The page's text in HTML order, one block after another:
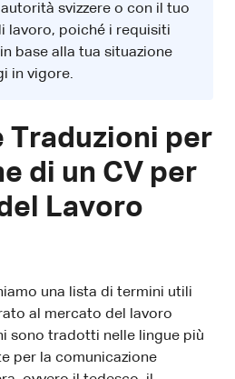
svizzere o con il tuo
lavoro, poiché i requisiti
base alla tua situazione
in vigore.
Traduzioni per
di un CV per
Lavoro
una lista di termini utili
al mercato del lavoro
sono tradotti nelle lingue più
per la comunicazione